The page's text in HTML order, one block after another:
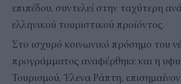
επιπέδου, συντελεί στην ταχύτερη
ελληνικού τουριστικού προϊόντος.
Στο ισχυρό κοινωνικό πρόσημο του
προγράμματος αναφέρθηκε και η
Τουρισμού, Έλενα Ράπτη,